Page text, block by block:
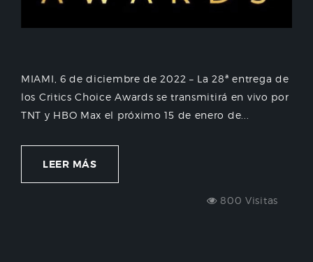
MIAMI, 6 de diciembre de 2022 – La 28ª entrega de
los Critics Choice Awards se transmitirá en vivo por
TNT y HBO Max el próximo 15 de enero de...
LEER MÁS
800 Visitas